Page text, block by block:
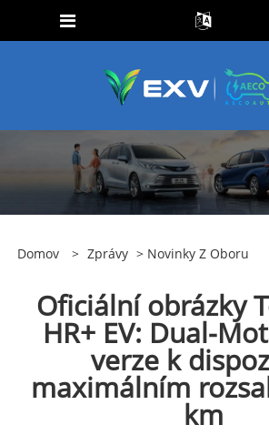
Domov > Zprávy > Novinky Z Oboru
Oficiální obrázky
HR+ EV: Dual-
verze k
maximálním
km